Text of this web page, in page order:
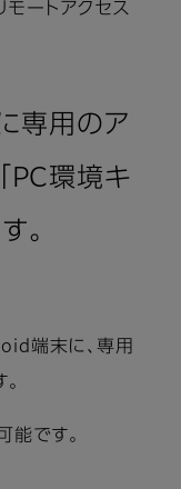
ートアクセス
専用のア
PC環境キ
。
端末に、専用
能です。